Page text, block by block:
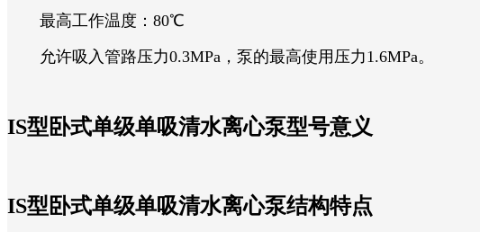
最高工作温度：80℃
允许吸入管路压力0.3MPa，泵的最高使用压力1.6MPa。
IS型卧式单级单吸清水离心泵型号意义
IS型卧式单级单吸清水离心泵结构特点